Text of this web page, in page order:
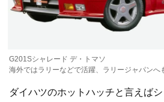
G201Sシャレード デ・トマソ
海外ではラリーなどで活躍、ラリージャパンへ
ダイハツのホットハッチと言えば